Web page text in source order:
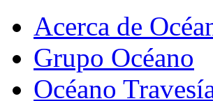
Acerca de
Grupo Océano
Océano